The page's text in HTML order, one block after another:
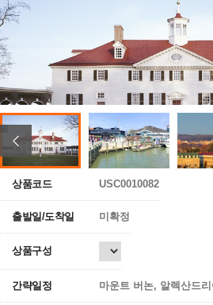
상품코드 USC0010082
출발일/도착일 미확정
상품구성
간략일정 마운트 버논, 알렉산드